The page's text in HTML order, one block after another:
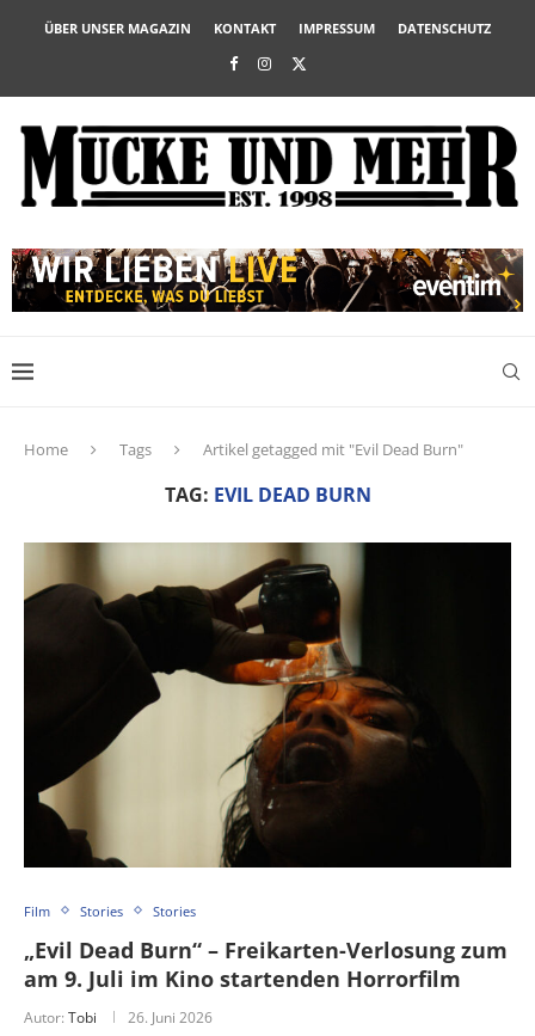
ÜBER UNSER MAGAZIN KONTAKT IMPRESSUM DATENSCHUTZ
Home Tags Artikel getagged mit "Evil Dead Burn"
TAG: EVIL DEAD BURN
Film Stories Stories
„Evil Dead Burn“ – Freikarten-Verlosung zum
am 9. Juli im Kino startenden Horrorfilm
Autor: Tobi 26. Juni 2026